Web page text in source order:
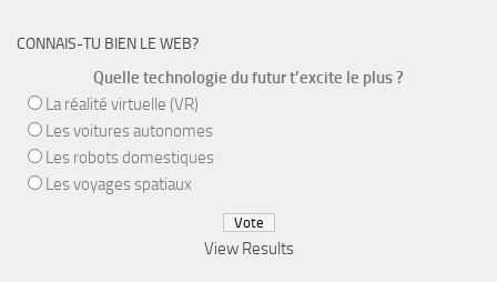
CONNAIS-TU BIEN LE WEB?
Quelle technologie du futur t’excite le plus ?
La réalité virtuelle (VR)
Les voitures autonomes
Les robots domestiques
Les voyages spatiaux
View Results